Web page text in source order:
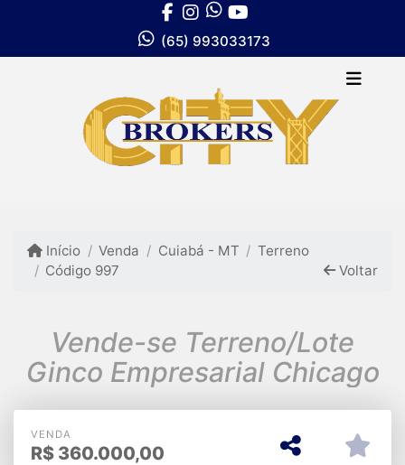
(65) 993033173
Início Venda Cuiabá - MT
Terreno
Código 997
Voltar
Vende-se Terreno/Lote
Ginco Empresarial Chicago
VENDA
R$ 360.000,00